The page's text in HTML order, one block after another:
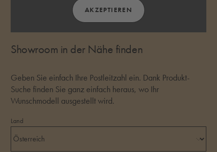
AKZEPTIEREN
Showroom in der Nähe finden
Geben Sie einfach Ihre Postleitzahl ein. Dank Produkt-
Suche finden Sie ganz einfach heraus, wo Ihr
Wunschmodell ausgestellt wird.
Land